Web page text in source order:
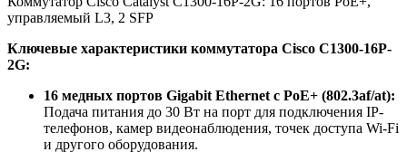
управляемый L3, 2 SFP
Ключевые характеристики коммутатора Cisco C1300-16P-
2G:
16 медных портов Gigabit Ethernet с PoE+ (802.3af/at):
Подача питания до 30 Вт на порт для подключения IP-
телефонов, камер видеонаблюдения, точек доступа Wi-Fi
и другого оборудования.